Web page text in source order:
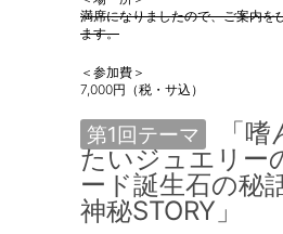
満席になりましたので、ご案内を
ます。
＜参加費＞
7,000円（税・サ込）
第1回テーマ
「嗜
たいジュエリー
ード誕生石の秘
神秘STORY」